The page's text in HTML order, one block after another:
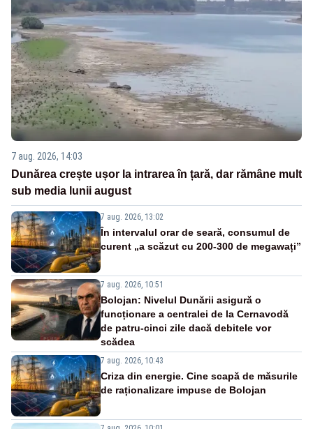
7 aug. 2026, 14:03
Dunărea crește ușor la intrarea în țară, dar rămâne mult
sub media lunii august
7 aug. 2026, 13:02
În intervalul orar de seară, consumul de
curent „a scăzut cu 200-300 de megawați”
7 aug. 2026, 10:51
Bolojan: Nivelul Dunării asigură o
funcționare a centralei de la Cernavodă
de patru-cinci zile dacă debitele vor
scădea
7 aug. 2026, 10:43
Criza din energie. Cine scapă de măsurile
de raționalizare impuse de Bolojan